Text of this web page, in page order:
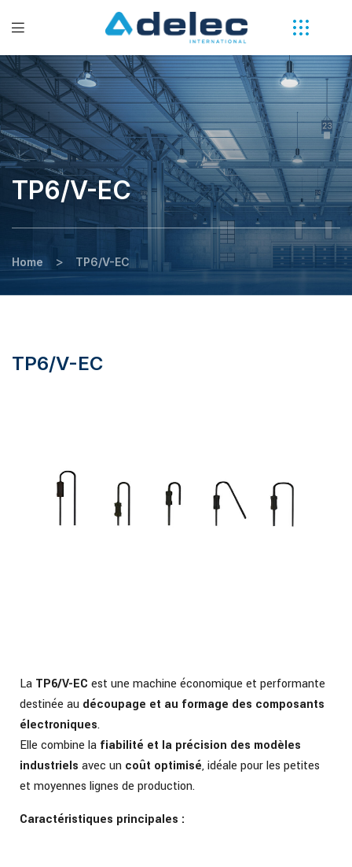
TP6/V-EC
Home > TP6/V-EC
TP6/V-EC
La TP6/V-EC est une machine économique et performante
destinée au découpage et au formage des composants
électroniques.
Elle combine la fiabilité et la précision des modèles
industriels avec un coût optimisé, idéale pour les petites
et moyennes lignes de production.
Caractéristiques principales :